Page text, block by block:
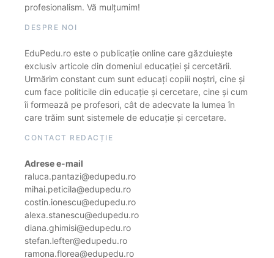
profesionalism. Vă mulțumim!
DESPRE NOI
EduPedu.ro este o publicație online care găzduiește
exclusiv articole din domeniul educației și cercetării.
Urmărim constant cum sunt educați copiii noștri, cine și
cum face politicile din educație și cercetare, cine și cum
îi formează pe profesori, cât de adecvate la lumea în
care trăim sunt sistemele de educație și cercetare.
CONTACT REDACȚIE
Adrese e-mail
raluca.pantazi@edupedu.ro
mihai.peticila@edupedu.ro
costin.ionescu@edupedu.ro
alexa.stanescu@edupedu.ro
diana.ghimisi@edupedu.ro
stefan.lefter@edupedu.ro
ramona.florea@edupedu.ro